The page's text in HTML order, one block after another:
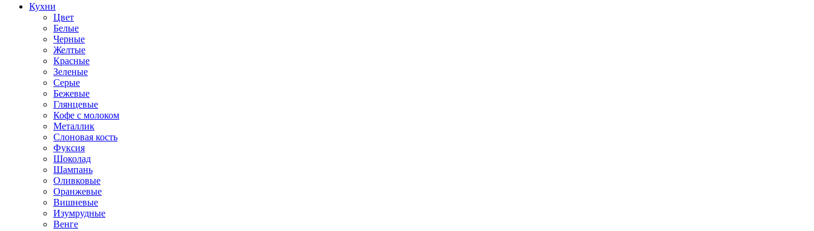
Кухни
Цвет
Белые
Черные
Желтые
Красные
Зеленые
Серые
Бежевые
Глянцевые
Кофе с молоком
Металлик
Слоновая кость
Фуксия
Шоколад
Шампань
Оливковые
Оранжевые
Вишневые
Изумрудные
Венге